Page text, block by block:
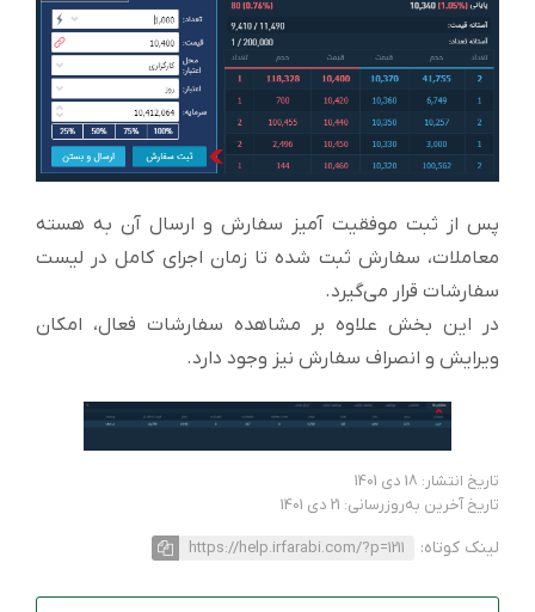
پس از ثبت موفقیت آمیز سفارش و ارسال آن به هسته
معاملات، سفارش ثبت شده تا زمان اجرای کامل در لیست
سفارشات قرار می‌گیرد.
در این بخش علاوه بر مشاهده سفارشات فعال، امکان
ویرایش و انصراف سفارش نیز وجود دارد.
تاریخ انتشار: 18 دی 1401
تاریخ آخرین به‌روزرسانی: 21 دی 1401
لینک کوتاه: https://help.irfarabi.com/?p=1211